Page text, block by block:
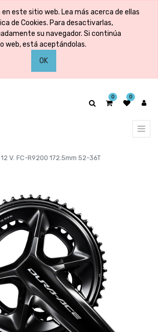
este sitio web. Lea más acerca de ellas
de Cookies. Para desactivarlas,
su navegador. Si continúa
web, está aceptándolas.
OK
0 0
V. FC-R9200 172.5mm 52-36T